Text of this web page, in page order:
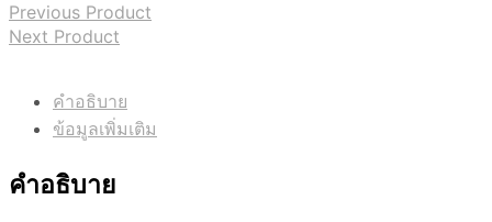
Previous Product
Next Product
คำอธิบาย
ข้อมูลเพิ่มเติม
คำอธิบาย